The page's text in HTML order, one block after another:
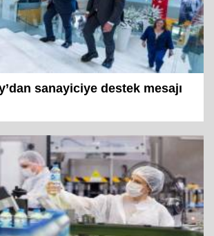
sanayiciye destek mesajı